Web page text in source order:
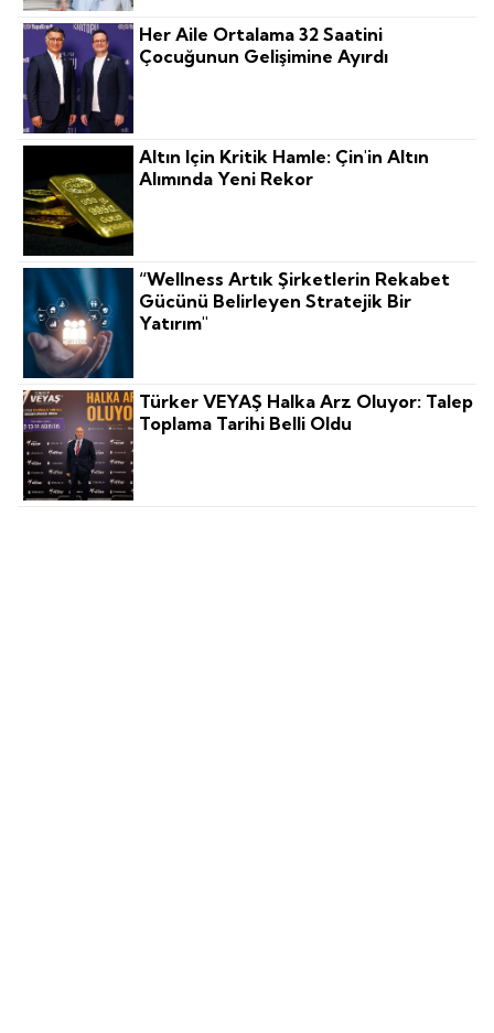
Her Aile Ortalama 32 Saatini
Çocuğunun Gelişimine Ayırdı
Altın Için Kritik Hamle: Çin'in Altın
Alımında Yeni Rekor
“Wellness Artık Şirketlerin Rekabet
Gücünü Belirleyen Stratejik Bir
Yatırım"
Türker VEYAŞ Halka Arz Oluyor: Talep
Toplama Tarihi Belli Oldu